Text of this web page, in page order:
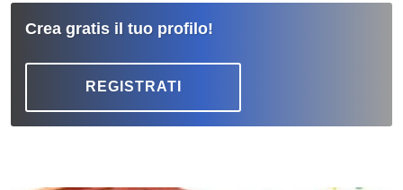
Crea gratis il tuo profilo!
REGISTRATI